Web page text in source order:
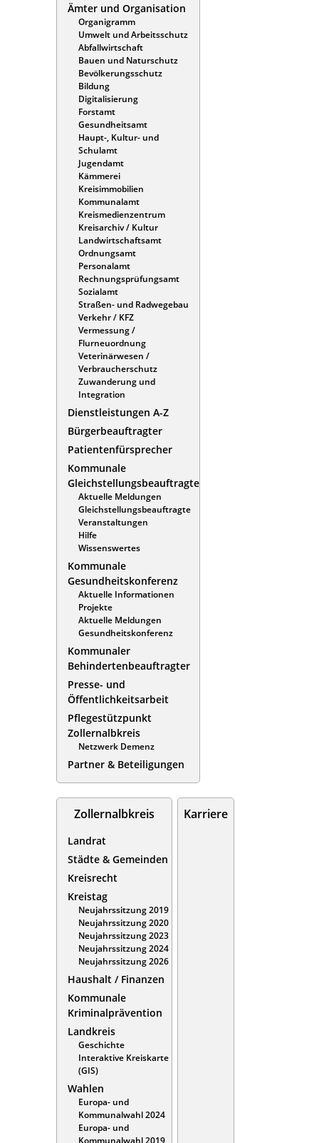
Ämter und Organisation
Organigramm
Umwelt und Arbeitsschutz
Abfallwirtschaft
Bauen und Naturschutz
Bevölkerungsschutz
Bildung
Digitalisierung
Forstamt
Gesundheitsamt
Haupt-, Kultur- und
Schulamt
Jugendamt
Kämmerei
Kreisimmobilien
Kommunalamt
Kreismedienzentrum
Kreisarchiv / Kultur
Landwirtschaftsamt
Ordnungsamt
Personalamt
Rechnungsprüfungsamt
Sozialamt
Straßen- und Radwegebau
Verkehr / KFZ
Vermessung /
Flurneuordnung
Veterinärwesen /
Verbraucherschutz
Zuwanderung und
Integration
Dienstleistungen A-Z
Bürgerbeauftragter
Patientenfürsprecher
Kommunale
Gleichstellungsbeauftragte
Aktuelle Meldungen
Gleichstellungsbeauftragte
Veranstaltungen
Hilfe
Wissenswertes
Kommunale
Gesundheitskonferenz
Aktuelle Informationen
Projekte
Aktuelle Meldungen
Gesundheitskonferenz
Kommunaler
Behindertenbeauftragter
Presse- und
Öffentlichkeitsarbeit
Pflegestützpunkt
Zollernalbkreis
Netzwerk Demenz
Partner & Beteiligungen
Zollernalbkreis
Landrat
Städte & Gemeinden
Kreisrecht
Kreistag
Neujahrssitzung 2019
Neujahrssitzung 2020
Neujahrssitzung 2023
Neujahrssitzung 2024
Neujahrssitzung 2026
Haushalt / Finanzen
Kommunale
Kriminalprävention
Landkreis
Geschichte
Interaktive Kreiskarte
(GIS)
Wahlen
Europa- und
Kommunalwahl 2024
Europa- und
Kommunalwahl 2019
Karriere